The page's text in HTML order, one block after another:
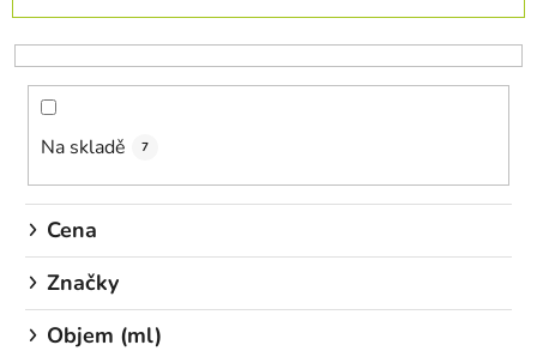
z
e
o
d
k
Na skladě 7
Cena
Značky
Objem (ml)